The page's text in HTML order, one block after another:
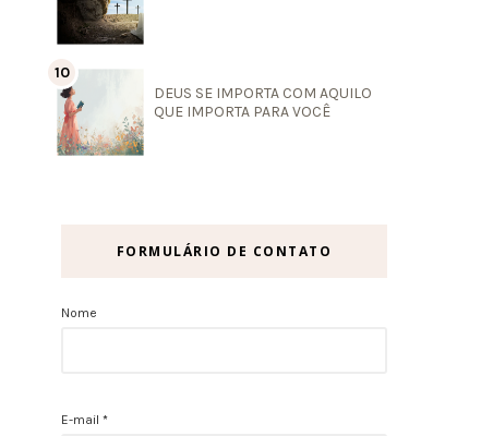
DEUS SE IMPORTA COM AQUILO
QUE IMPORTA PARA VOCÊ
FORMULÁRIO DE CONTATO
Nome
E-mail *